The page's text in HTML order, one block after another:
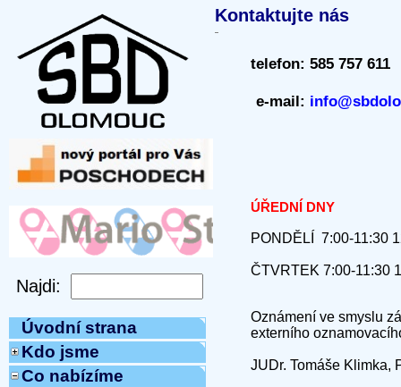
Úvodní strana
Kdo jsme
Co nabízíme
Kontaktujte nás
telefon:
e-mail:
585 757 611
ÚŘEDNÍ DNY
PONDĚLÍ 7:00-11:30
ČTVRTEK 7:00-11:30
Oznámení ve smyslu
externího
JUDr. Tomáše Klimka,